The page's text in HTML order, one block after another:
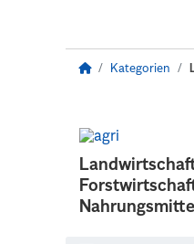
Kategorien